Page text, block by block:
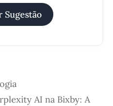
Sugestão
AI na Bixby: A